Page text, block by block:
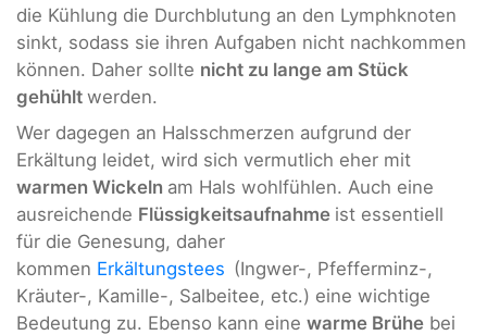
die Kühlung die Durchblutung an den Lymphknoten
sinkt, sodass sie ihren Aufgaben nicht nachkommen
können. Daher sollte nicht zu lange am Stück
gehühlt werden.
Wer dagegen an Halsschmerzen aufgrund der
Erkältung leidet, wird sich vermutlich eher mit
warmen Wickeln am Hals wohlfühlen. Auch eine
ausreichende Flüssigkeitsaufnahme ist essentiell
für die Genesung, daher
kommen Erkältungstees (Ingwer-, Pfefferminz-,
Kräuter-, Kamille-, Salbeitee, etc.) eine wichtige
Bedeutung zu. Ebenso kann eine warme Brühe bei